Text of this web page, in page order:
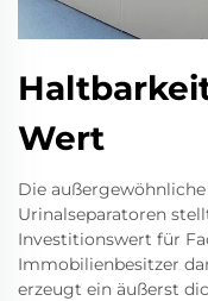
Wert
Die
Urinalseparatoren
Investitionswert für
Immobilienbesitzer
erzeugt ein äußerst